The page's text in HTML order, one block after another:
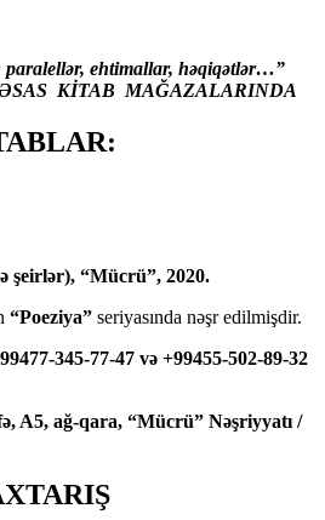
ehtimallar, həqiqətlər…”
KİTAB MAĞAZALARINDA
şeirlər), “Mücrü”, 2020.
“Poeziya” seriyasında nəşr edilmişdir.
345-77-47 və +99455-502-89-32
A5, ağ-qara, “Mücrü” Nəşriyyatı /